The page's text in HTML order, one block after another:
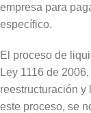
empresa para
específico.
El proceso de
Ley 1116 de
reestructuración
este proceso, se